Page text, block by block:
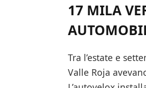
17 MILA
Tra l’estate e
Valle Roja